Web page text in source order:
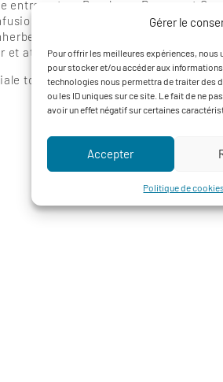
Gérer le
Pour offrir les meilleures expériences,
pour stocker et/ou accéder aux
technologies nous permettra de traiter des
ou les ID uniques sur ce site. Le fait de ne
avoir un effet négatif sur certaines
Accepter
Politique de cookies
autres Braeburn, Rouges et
sexuelle n’est pas nouvelle
les bandes et les
et attirer le plus d’auxiliaires possible.
toujours axées sur l’agriculture